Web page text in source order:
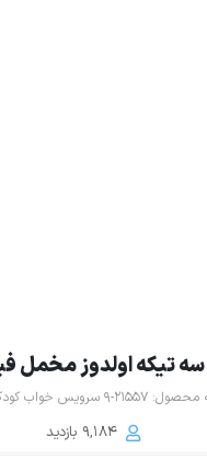
تیکه اولدوز مخمل
محصول:21557-9 سرویس خواب کودک
9,184 بازدید